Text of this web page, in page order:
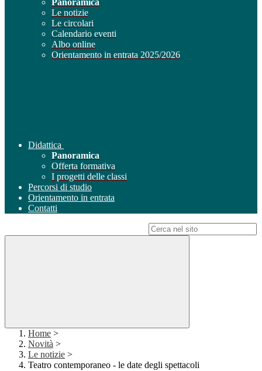
Panoramica
Le notizie
Le circolari
Calendario eventi
Albo online
Orientamento in entrata 2025/2026
Didattica
Panoramica
Offerta formativa
I progetti delle classi
Percorsi di studio
Orientamento in entrata
Contatti
Home >
Novità >
Le notizie >
Teatro contemporaneo - le date degli spettacoli